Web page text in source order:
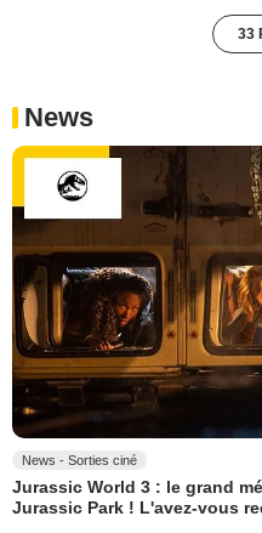
33
News
News - Sorties ciné
Jurassic World 3 : le grand
Jurassic Park ! L'avez-vous